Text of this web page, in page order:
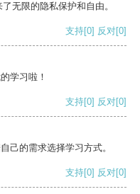
无限的隐私保护和自由。
支持[0] 反对[0]
学习啦！
支持[0] 反对[0]
己的需求选择学习方式。
支持[0] 反对[0]